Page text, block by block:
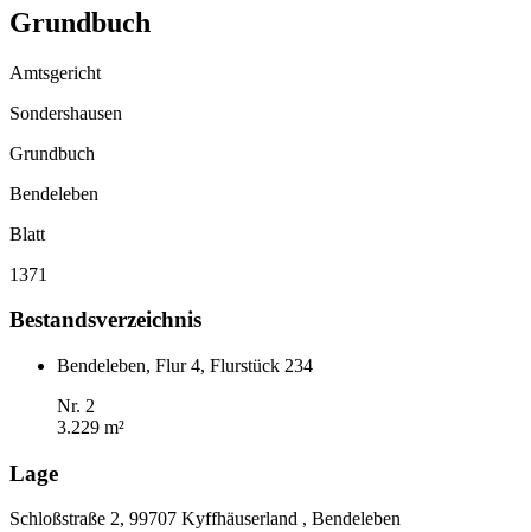
Grundbuch
Amtsgericht
Sondershausen
Grundbuch
Bendeleben
Blatt
1371
Bestandsverzeichnis
Bendeleben, Flur 4, Flurstück 234
Nr. 2
3.229 m²
Lage
Schloßstraße 2, 99707 Kyffhäuserland , Bendeleben